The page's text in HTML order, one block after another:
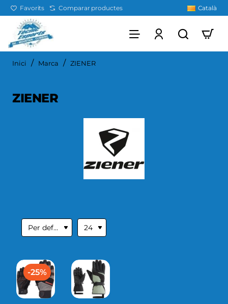
Favorits Comparar productes Català
Inici homeMarca ZIENER
ZIENER
-25%